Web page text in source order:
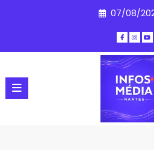
07/08/